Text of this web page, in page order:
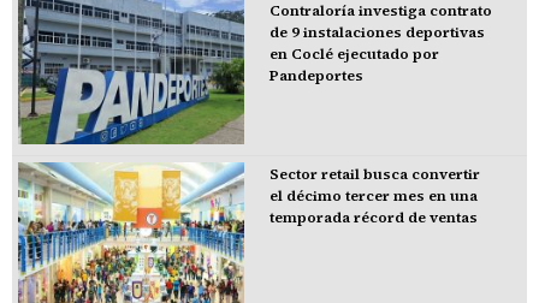
Contraloría investiga contrato
de 9 instalaciones deportivas
en Coclé ejecutado por
Pandeportes
Sector retail busca convertir
el décimo tercer mes en una
temporada récord de ventas